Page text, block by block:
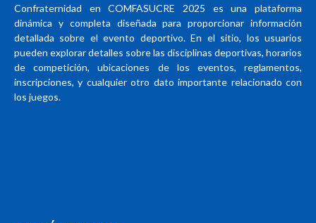
Confraternidad en COMFASUCRE 2025 es una plataforma
dinámica y completa diseñada para proporcionar información
detallada sobre el evento deportivo. En el sitio, los usuarios
pueden explorar detalles sobre las disciplinas deportivas, horarios
de competición, ubicaciones de los eventos, reglamentos,
inscripciones, y cualquier otro dato importante relacionado con
los juegos.